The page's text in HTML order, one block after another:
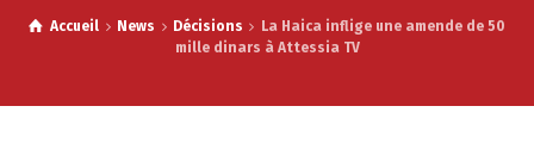
Accueil News Décisions
La Haica inflige une amende de 50
mille dinars à Attessia TV